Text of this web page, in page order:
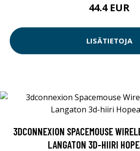
44.4 EUR
LISÄTIETOJA
3DCONNEXION SPACEMOUSE
LANGATON 3D-HIIRI